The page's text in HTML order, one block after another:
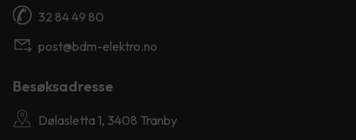
32 84 49 80
post@bdm-elektro.no
Besøksadresse
Dølasletta 1, 3408 Tranby